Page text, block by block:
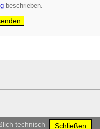
beschrieben.
Schließen
technisch